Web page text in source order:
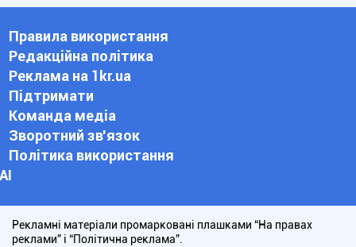
Правила використання
Редакційна політика
Реклама на 1kr.ua
Підтримати
Команда медіа
Зворотний зв'язок
Політика використання
АІ
Рекламні матеріали промарковані плашками “На правах
реклами” і “Політична реклама”.